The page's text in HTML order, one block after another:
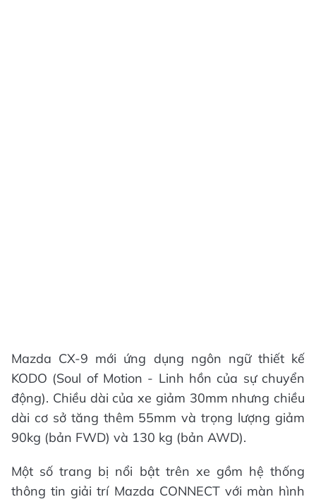
Mazda CX-9 mới ứng dụng ngôn ngữ thiết kế
KODO (Soul of Motion - Linh hồn của sự chuyển
động). Chiều dài của xe giảm 30mm nhưng chiều
dài cơ sở tăng thêm 55mm và trọng lượng giảm
90kg (bản FWD) và 130 kg (bản AWD).
Một số trang bị nổi bật trên xe gồm hệ thống
thông tin giải trí Mazda CONNECT với màn hình